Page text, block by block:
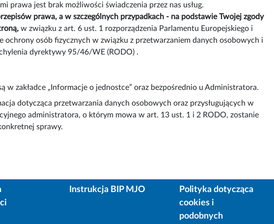
prawa jest brak możliwości świadczenia przez nas usług.
prawa, a w szczególnych przypadkach - na podstawie Twojej zgody
w związku z art. 6 ust. 1 rozporządzenia Parlamentu Europejskiego i
osób fizycznych w związku z przetwarzaniem danych osobowych i
dyrektywy 95/46/WE (RODO) .
zakładce „Informacje o jednostce” oraz bezpośrednio u Administratora.
dotycząca przetwarzania danych osobowych oraz przysługujących w
administratora, o którym mowa w art. 13 ust. 1 i 2 RODO, zostanie
sprawy.
Instrukcja BIP MJO
Polityka dotycząca
cookies i
podobnych